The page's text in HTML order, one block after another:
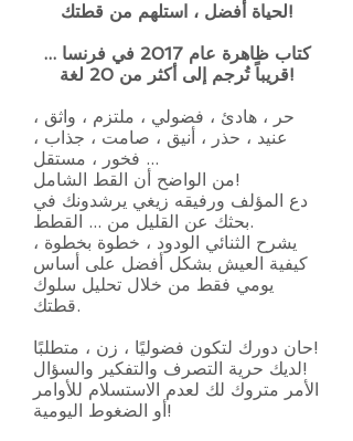
لحياة أفضل ، استلهم من قطتك!
كتاب ظاهرة عام 2017 في فرنسا ...
قريباً تُرجم إلى أكثر من 20 لغة!
حر ، هادئ ، فضولي ، ملتزم ، واثق ،
عنيد ، حذر ، أنيق ، صامت ، جذاب ،
فخور ، مستقل ...
من الواضح أن القط الشامل!
دع المؤلف ورفيقه زيغي يرشدونك في
بحثك عن القليل من ... القطط.
يشرح الثنائي الودود ، خطوة بخطوة ،
كيفية العيش بشكل أفضل على أساس
يومي فقط من خلال تحليل سلوك
قطتك.
حان دورك لتكون فضوليًا ، زن ، متطلبًا!
لديك حرية التصرف والتفكير والسؤال!
الأمر متروك لك لعدم الاستسلام للأوامر
أو الضغوط اليومية!